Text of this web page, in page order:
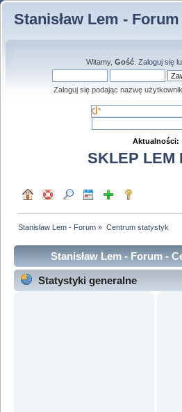
Stanisław Lem - Forum
Witamy, Gość. Zaloguj się
Zaloguj się podając nazwę
Aktualności:
SKLEP LEM
Stanisław Lem - Forum » Centrum statystyk
Stanisław Lem - Forum -
Statystyki generalne